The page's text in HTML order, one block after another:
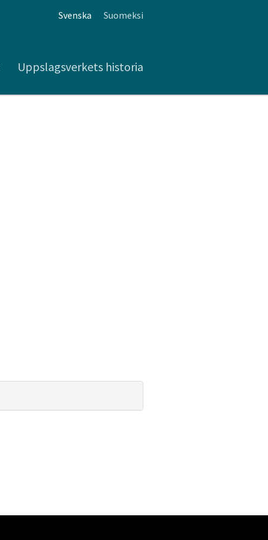
Svenska Suomeksi
Uppslagsverkets historia